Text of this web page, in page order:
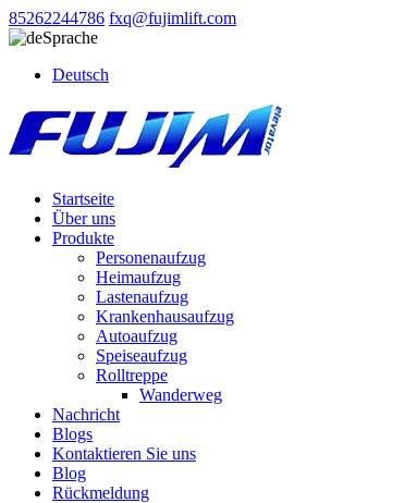
85262244786 fxq@fujimlift.com
Sprache
Deutsch
Startseite
Über uns
Produkte
Personenaufzug
Heimaufzug
Lastenaufzug
Krankenhausaufzug
Autoaufzug
Speiseaufzug
Rolltreppe
Wanderweg
Nachricht
Blogs
Kontaktieren Sie uns
Blog
Rückmeldung